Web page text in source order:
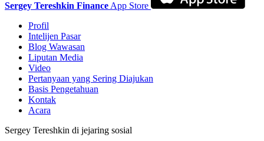
Sergey Tereshkin FinanceApp Store
Profil
Intelijen Pasar
Blog Wawasan
Liputan Media
Video
Pertanyaan yang Sering Diajukan
Basis Pengetahuan
Kontak
Acara
Sergey Tereshkin di jejaring sosial